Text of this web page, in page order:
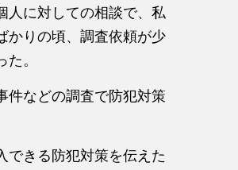
人に対しての相談で、私
かりの頃、調査依頼が少
。
件などの調査で防犯対策
できる防犯対策を伝えた